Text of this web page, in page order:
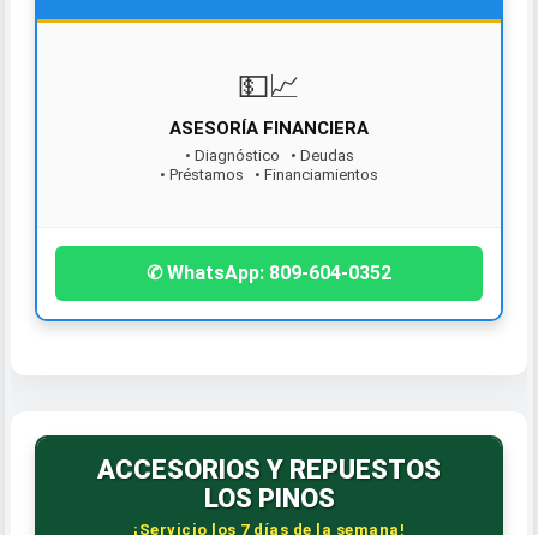
💵📈
• Diagnóstico • Deudas
• Préstamos • Financiamientos
¡Contáctanos hoy!
✆ WhatsApp: 809-604-0352
ACCESORIOS Y REPUESTOS
LOS PINOS
¡Servicio los 7 días de la semana!